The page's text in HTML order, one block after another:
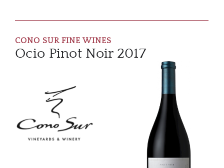
CONO SUR FINE WINES
Ocio Pinot Noir 2017